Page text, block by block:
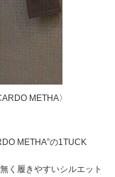
METHA〉
METHA”の1TUCK
く履きやすいシルエット